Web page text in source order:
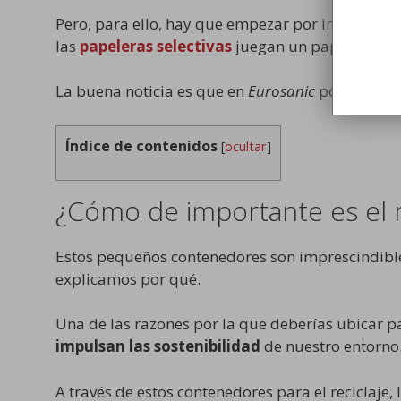
Pero, para ello, hay que empezar por
las papeleras selectivas juegan un papel
La buena noticia es que en Eurosanic ponemos
Índice de contenidos [ocultar]
¿Cómo de importante es el
Estos pequeños contenedores son
explicamos por qué.
Una de las razones por la que deberías ubicar
impulsan las sostenibilidad de nuestro entorno.
A través de estos contenedores para el